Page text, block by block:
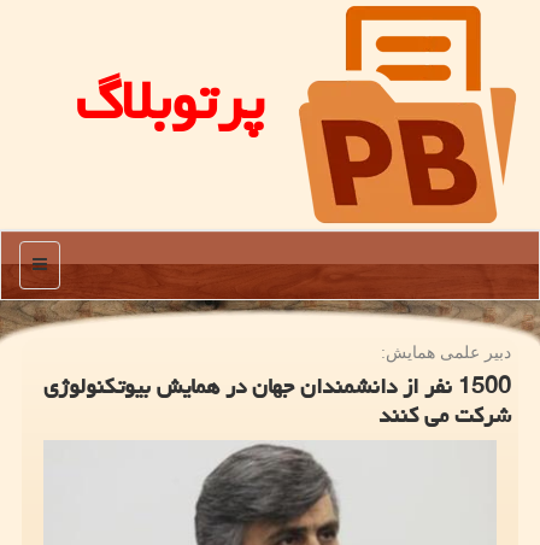
پرتوبلاگ
منو
دبیر علمی همایش:
1500 نفر از دانشمندان جهان در همایش بیوتكنولوژی
شركت می كنند